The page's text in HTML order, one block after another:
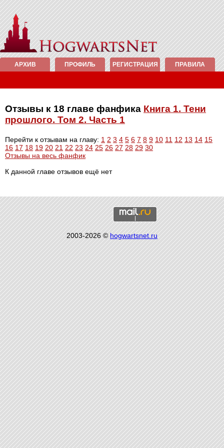
АРХИВ ПРОФИЛЬ РЕГИСТРАЦИЯ ПРАВИЛА
Отзывы к 18 главе фанфика Книга 1. Тени
прошлого. Том 2. Часть 1
Перейти к отзывам на главу: 1 2 3 4 5 6 7 8 9 10 11 12 13 14 15
16 17 18 19 20 21 22 23 24 25 26 27 28 29 30
Отзывы на весь фанфик
К данной главе отзывов ещё нет
2003-2026 ©hogwartsnet.ru